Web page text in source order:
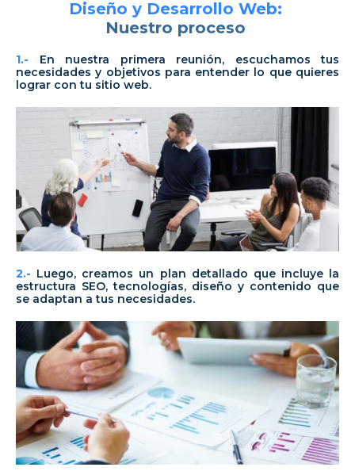
Diseño y Desarrollo Web:
Nuestro proceso
1.- En nuestra primera reunión, escuchamos tus
necesidades y objetivos para entender lo que quieres
lograr con tu sitio web.
2.- Luego, creamos un plan detallado que incluye la
estructura SEO, tecnologías, diseño y contenido que
se adaptan a tus necesidades.